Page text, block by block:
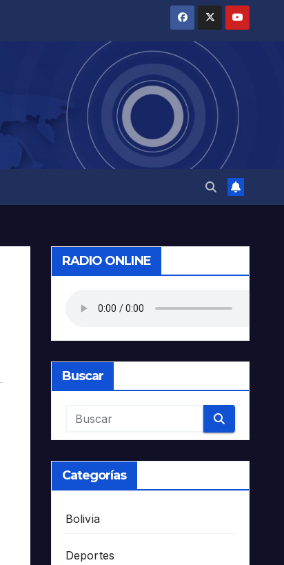
RADIO ONLINE
Buscar
Categorías
Bolivia
Deportes